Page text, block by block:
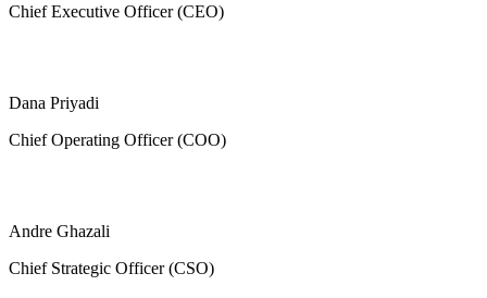
Chief Executive Officer (CEO)
Dana Priyadi
Chief Operating Officer (COO)
Andre Ghazali
Chief Strategic Officer (CSO)